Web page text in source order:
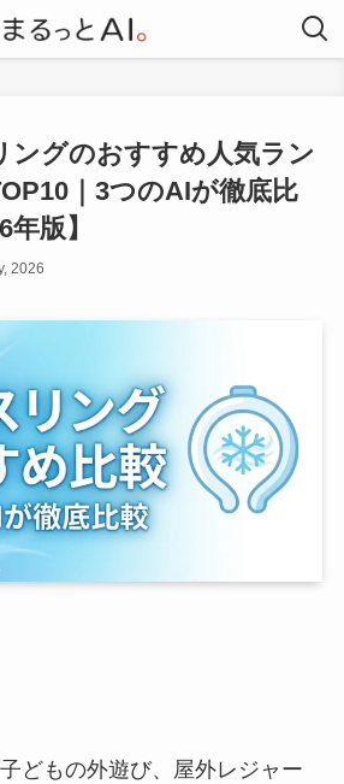
ングのおすすめ人気ラン
｜3つのAIが徹底比
版】
2026
どもの外遊び、屋外レジャー